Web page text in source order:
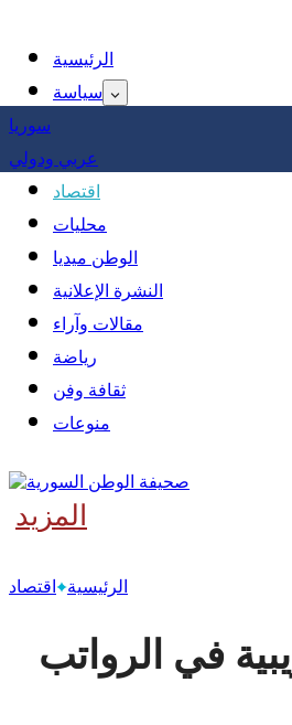
الرئيسية
سياسة
سوريا
عربي ودولي
اقتصاد
محليات
الوطن ميديا
النشرة الإعلانية
مقالات وآراء
رياضة
ثقافة وفن
منوعات
المزيد
الأخبار:‬
الرئيسية اقتصاد
في الرواتب